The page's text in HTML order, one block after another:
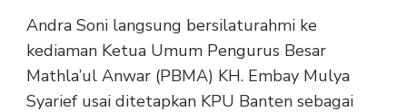
Andra Soni langsung bersilaturahmi ke
kediaman Ketua Umum Pengurus Besar
Mathla’ul Anwar (PBMA) KH. Embay Mulya
Syarief usai ditetapkan KPU Banten sebagai